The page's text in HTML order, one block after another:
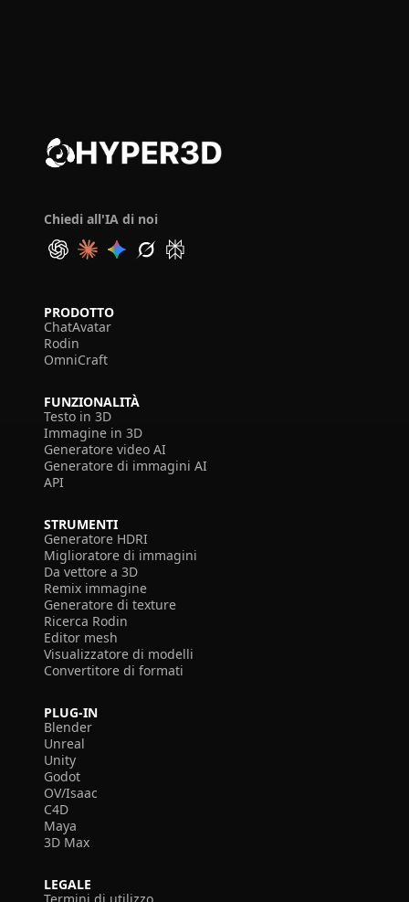
Chiedi all'IA di noi
PRODOTTO
ChatAvatar
Rodin
OmniCraft
FUNZIONALITÀ
Testo in 3D
Immagine in 3D
Generatore video AI
Generatore di immagini AI
API
STRUMENTI
Generatore HDRI
Miglioratore di immagini
Da vettore a 3D
Remix immagine
Generatore di texture
Ricerca Rodin
Editor mesh
Visualizzatore di modelli
Convertitore di formati
PLUG-IN
Blender
Unreal
Unity
Godot
OV/Isaac
C4D
Maya
3D Max
LEGALE